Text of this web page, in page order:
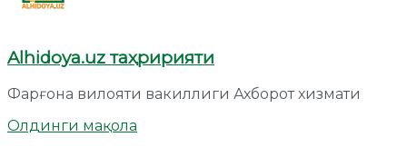
Alhidoya.uz таҳририяти
Фарғона вилояти вакиллиги Ахборот хизмати
Олдинги мақола